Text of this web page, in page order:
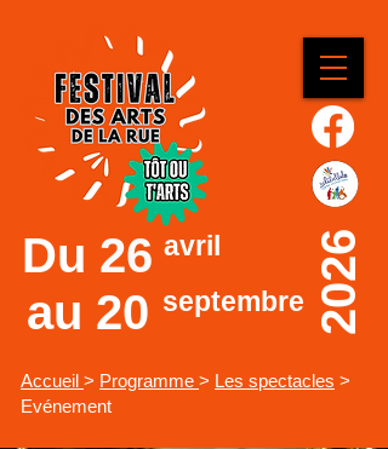
Du 26
au 20
avril
septembre 2026
Accueil > Programme > Les spectacles >
Evénement